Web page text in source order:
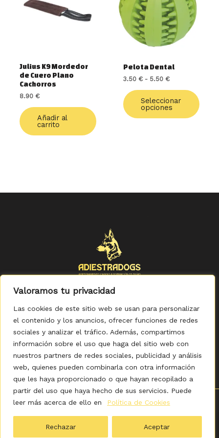
Valoramos tu privacidad
Las cookies de este sitio web se usan para personalizar
el contenido y los anuncios, ofrecer funciones de redes
sociales y analizar el tráfico. Además, compartimos
información sobre el uso que haga del sitio web con
nuestros partners de redes sociales, publicidad y análisis
web, quienes pueden combinarla con otra información
que les haya proporcionado o que hayan recopilado a
partir del uso que haya hecho de sus servicios. Puede
leer más acerca de ello en
Política de Cookies
Rechazar Aceptar
Julius K9 Mordedor
de Cuero Plano
Cachorros
8.90 €
Añadir al
carrito
Pelota Dental
3.50 € - 5.50 €
hasta
5.50 €
Seleccionar
opciones
de
Política de Privacidad -Política de Cookies-Aviso legal
Accesibilidad- Condiciones Generales de Compra